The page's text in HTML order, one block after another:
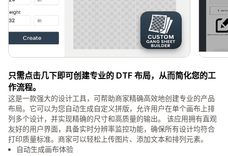
只需点击几下即可创建专业的 DTF 布局，从而简化您的工
作流程。
这是一款强大的设计工具，可帮助商家精确高效地创建专业的产品
布局。它可以为您自动生成自定义拼版，允许用户在单个画布上排
列多个设计，并实现精确的尺寸和高质量的输出。 该应用拥有直观
友好的用户界面，具备实时分辨率监控功能，确保所有设计均符合
打印质量标准。商家可以轻松上传图片、添加文本和排列元素。
自动生成画布体验